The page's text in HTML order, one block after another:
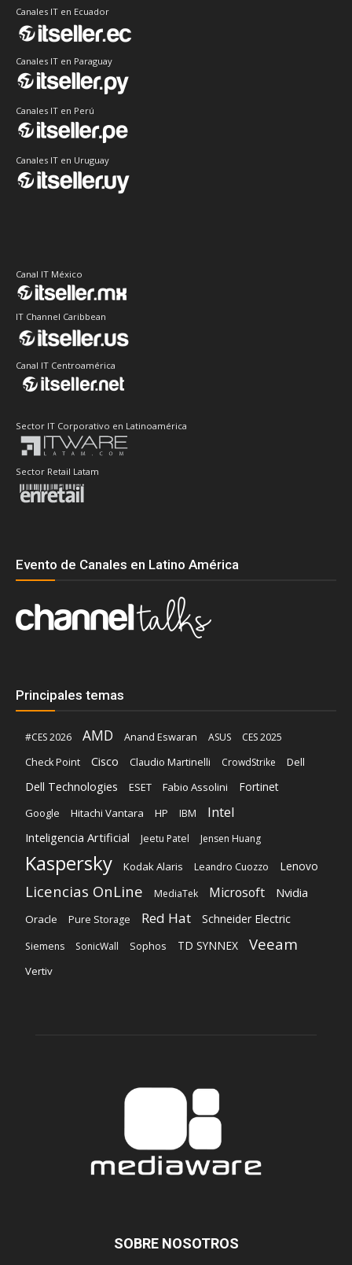
Canales IT en Ecuador
Canales IT en Paraguay
Canales IT en Perú
Canales IT en Uruguay
Canal IT México
IT Channel Caribbean
Canal IT Centroamérica
Sector IT Corporativo en Latinoamérica
Sector Retail Latam
Evento de Canales en Latino América
Principales temas
#CES 2026 AMD Anand Eswaran ASUS
CES 2025
Check Point
Cisco Claudio Martinelli CrowdStrike Dell
Dell Technologies ESET Fabio Assolini Fortinet
Google Hitachi Vantara HP IBM Intel
Inteligencia Artificial Jeetu Patel Jensen Huang
Kaspersky Kodak Alaris Leandro Cuozzo Lenovo
Licencias OnLine MediaTek Microsoft Nvidia
Oracle Pure Storage Red Hat Schneider Electric
Siemens SonicWall Sophos TD SYNNEX Veeam
Vertiv
SOBRE NOSOTROS